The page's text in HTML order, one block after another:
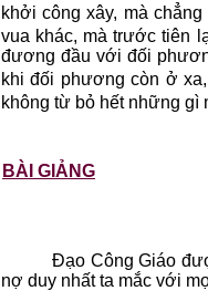
khởi công xây, mà
vua khác, mà trước tiên
đương đầu với đối
khi đối phương còn ở
không từ bỏ hết những gì
BÀI GIẢNG
Đạo Công Giáo
nợ duy nhất ta mắc với